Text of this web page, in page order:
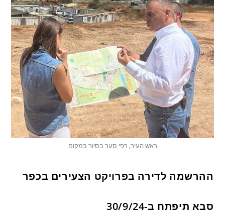
ראש העיר, רפי סער בסיור במקום
ההרשמה לדירה בפרויקט הצעירים בכפר
סבא תיפתח ב-30/9/24